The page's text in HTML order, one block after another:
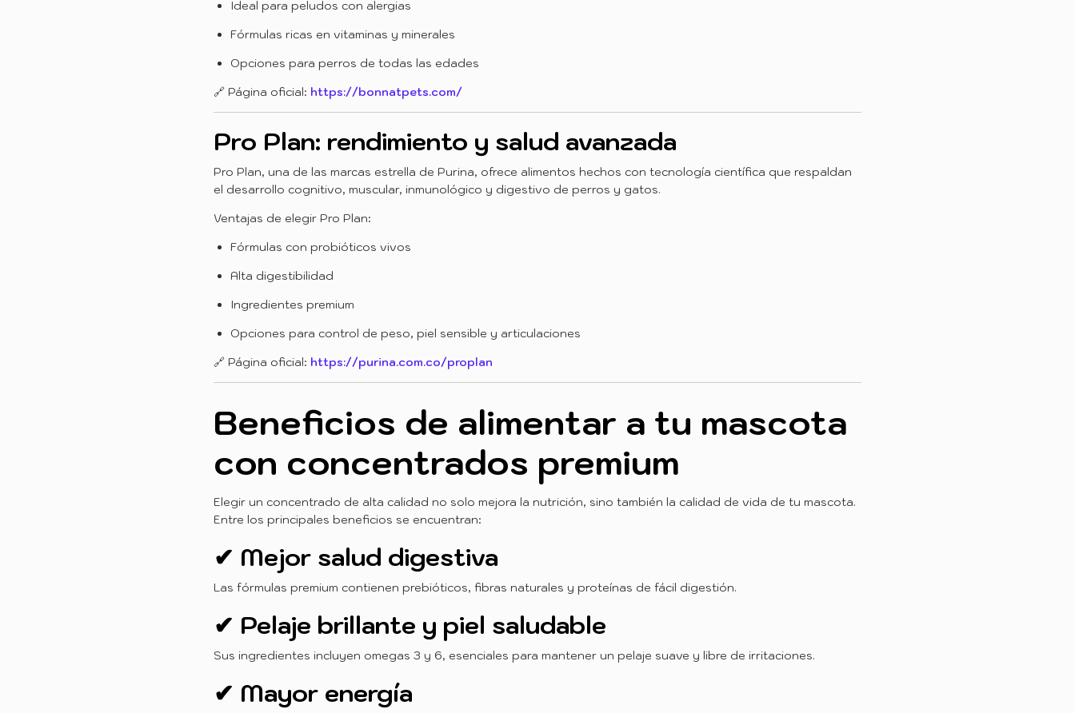
Ideal para peludos con alergias
Fórmulas ricas en vitaminas y minerales
Opciones para perros de todas las edades
🔗 Página oficial: https://bonnatpets.com/
Pro Plan: rendimiento y salud avanzada
Pro Plan, una de las marcas estrella de Purina, ofrece alimentos hechos con tecnología científica que respaldan
el desarrollo cognitivo, muscular, inmunológico y digestivo de perros y gatos.
Ventajas de elegir Pro Plan:
Fórmulas con probióticos vivos
Alta digestibilidad
Ingredientes premium
Opciones para control de peso, piel sensible y articulaciones
🔗 Página oficial: https://purina.com.co/proplan
Beneficios de alimentar a tu mascota
con concentrados premium
Elegir un concentrado de alta calidad no solo mejora la nutrición, sino también la calidad de vida de tu mascota.
Entre los principales beneficios se encuentran:
✔ Mejor salud digestiva
Las fórmulas premium contienen prebióticos, fibras naturales y proteínas de fácil digestión.
✔ Pelaje brillante y piel saludable
Sus ingredientes incluyen omegas 3 y 6, esenciales para mantener un pelaje suave y libre de irritaciones.
✔ Mayor energía